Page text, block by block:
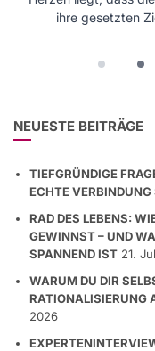
ihre gesetzten
NEUESTE BEITRÄGE
TIEFGRÜNDIGE
ECHTE VERBINDUNG
RAD DES LEBENS:
GEWINNST – UND
SPANNEND IST 21.
WARUM DU DIR
RATIONALISIERUNG
2026